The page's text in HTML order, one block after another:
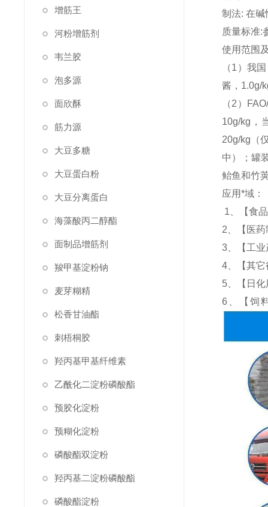
增筋王
河粉增筋剂
韦兰胶
泡多源
面欣酥
筋力源
大豆多糖
大豆蛋白粉
大豆分离蛋白
海藻酸丙二醇酯
面制品增筋剂
羧甲基淀粉钠
麦芽糊精
松香甘油酯
刺梧桐胶
羟丙基甲基纤维素
乙酰化二淀粉磷酸酯
预胶化淀粉
预糊化淀粉
磷酸酯双淀粉
羟丙基二淀粉磷酸酯
磷酸酯淀粉
制法: 在
质量标准:
使用范围
（1）我
酱，1.0g/
（2）
10g/kg，
20g/kg（
中）；罐
鲐鱼和竹
应用*域：
1、【食
2、【医
3、【工
4、【其
5、【日
6、【饲